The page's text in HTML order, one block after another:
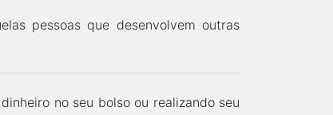
pessoas que desenvolvem outras
no seu bolso ou realizando seu